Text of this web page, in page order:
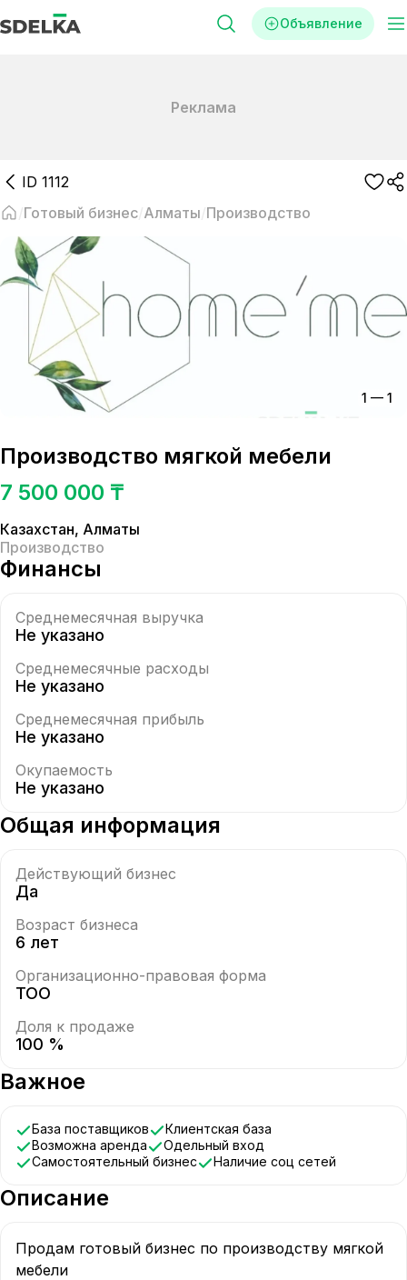
Объявление
Реклама
ID 1112
Готовый бизнес Алматы Производство
1 — 1
Производство мягкой мебели
7 500 000 ₸
Казахстан, Алматы
Производство
Финансы
Среднемесячная выручка
Не указано
Среднемесячные расходы
Не указано
Среднемесячная прибыль
Не указано
Окупаемость
Не указано
Общая информация
Действующий бизнес
Да
Возраст бизнеса
6 лет
Организационно-правовая форма
ТОО
Доля к продаже
100 %
Важное
База поставщиков
Клиентская база
Возможна аренда
Одельный вход
Самостоятельный бизнес
Наличие соц сетей
Описание
Продам готовый бизнес по производству мягкой
мебели